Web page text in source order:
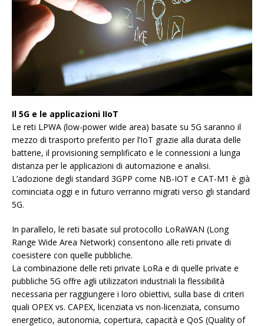
Il 5G e le applicazioni IIoT
Le reti LPWA (low-power wide area) basate su 5G saranno il
mezzo di trasporto preferito per l’IoT grazie alla durata delle
batterie, il provisioning semplificato e le connessioni a lunga
distanza per le applicazioni di automazione e analisi.
L’adozione degli standard 3GPP come NB-IOT e CAT-M1 è già
cominciata oggi e in futuro verranno migrati verso gli standard
5G.
In parallelo, le reti basate sul protocollo LoRaWAN (Long
Range Wide Area Network) consentono alle reti private di
coesistere con quelle pubbliche.
La combinazione delle reti private LoRa e di quelle private e
pubbliche 5G offre agli utilizzatori industriali la flessibilità
necessaria per raggiungere i loro obiettivi, sulla base di criteri
quali OPEX vs. CAPEX, licenziata vs non-licenziata, consumo
energetico, autonomia, copertura, capacità e QoS (Quality of